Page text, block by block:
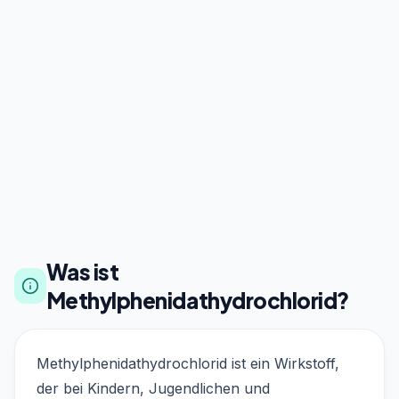
Was ist
Methylphenidathydrochlorid?
Methylphenidathydrochlorid ist ein Wirkstoff,
der bei Kindern, Jugendlichen und